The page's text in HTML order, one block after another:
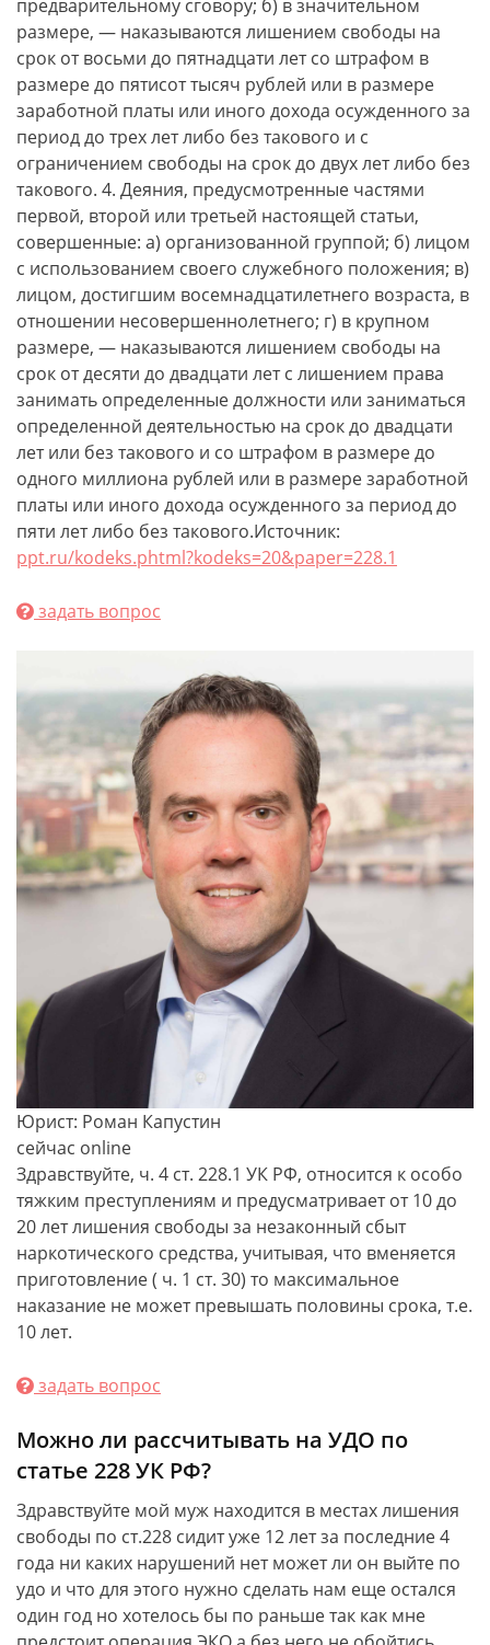
предварительному сговору; б) в значительном
размере, — наказываются лишением свободы на
срок от восьми до пятнадцати лет со штрафом в
размере до пятисот тысяч рублей или в размере
заработной платы или иного дохода осужденного за
период до трех лет либо без такового и с
ограничением свободы на срок до двух лет либо без
такового. 4. Деяния, предусмотренные частями
первой, второй или третьей настоящей статьи,
совершенные: а) организованной группой; б) лицом
с использованием своего служебного положения; в)
лицом, достигшим восемнадцатилетнего возраста, в
отношении несовершеннолетнего; г) в крупном
размере, — наказываются лишением свободы на
срок от десяти до двадцати лет с лишением права
занимать определенные должности или заниматься
определенной деятельностью на срок до двадцати
лет или без такового и со штрафом в размере до
одного миллиона рублей или в размере заработной
платы или иного дохода осужденного за период до
пяти лет либо без такового.Источник:
ppt.ru/kodeks.phtml?kodeks=20&paper=228.1
задать вопрос
Юрист: Роман Капустин
сейчас online
Здравствуйте, ч. 4 ст. 228.1 УК РФ, относится к особо
тяжким преступлениям и предусматривает от 10 до
20 лет лишения свободы за незаконный сбыт
наркотического средства, учитывая, что вменяется
приготовление ( ч. 1 ст. 30) то максимальное
наказание не может превышать половины срока, т.е.
10 лет.
задать вопрос
Можно ли рассчитывать на УДО по
статье 228 УК РФ?
Здравствуйте мой муж находится в местах лишения
свободы по ст.228 сидит уже 12 лет за последние 4
года ни каких нарушений нет может ли он выйте по
удо и что для этого нужно сделать нам еще остался
один год но хотелось бы по раньше так как мне